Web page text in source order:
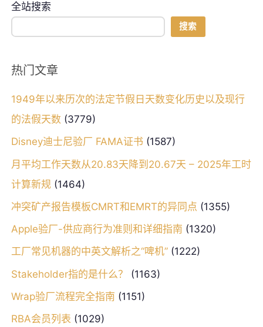
全站搜索
搜索
热门文章
1949年以来历次的法定节假日天数变化历史以及现行
的法假天数 (3779)
Disney迪士尼验厂 FAMA证书 (1587)
月平均工作天数从20.83天降到20.67天 – 2025年工时
计算新规(1464)
冲突矿产报告模板CMRT和EMRT的异同点 (1355)
Apple验厂-供应商行为准则和详细指南 (1320)
工厂常见机器的中英文解析之“啤机”(1222)
Stakeholder指的是什么？
(1163)
Wrap验厂流程完全指南 (1151)
RBA会员列表 (1029)